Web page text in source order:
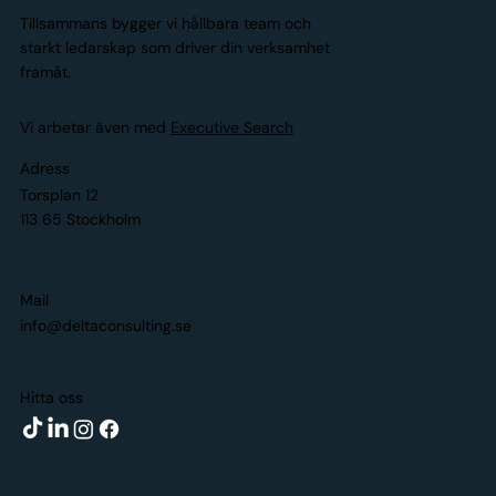
Tillsammans bygger vi hållbara team och
starkt ledarskap som driver din verksamhet
framåt.
Vi arbetar även med Executive Search
Adress
Torsplan 12
113 65 Stockholm
Mail
info@deltaconsulting.se
Hitta oss